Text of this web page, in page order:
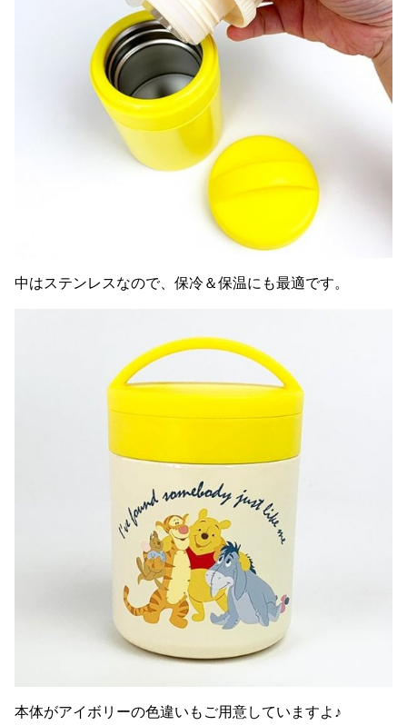
中はステンレスなので、保冷＆保温にも最適です。
本体がアイボリーの色違いもご用意していますよ♪